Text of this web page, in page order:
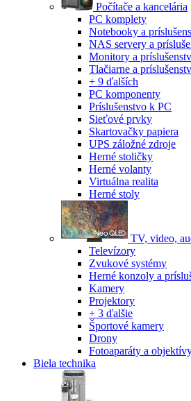
Počítače a kancelária
PC komplety
Notebooky a
NAS servery a
Monitory a
Tlačiarne a
+ 9 ďalších
PC komponenty
Príslušenstvo k PC
Sieťové prvky
Skartovačky papiera
UPS záložné zdroje
Herné stoličky
Herné volanty
Virtuálna realita
Herné stoly
TV, video,
Televízory
Zvukové systémy
Herné konzoly a
Kamery
Projektory
+ 3 ďalšie
Športové kamery
Drony
Fotoaparáty a
Biela technika